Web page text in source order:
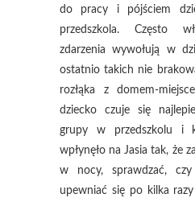
do pracy i pójściem
przedszkola. Często
zdarzenia wywołują w
ostatnio takich nie
rozłąka z domem-
dziecko czuje się
grupy w przedszkolu i
wpłynęło na Jasia tak, że
w nocy, sprawdzać,
upewniać się po kilka